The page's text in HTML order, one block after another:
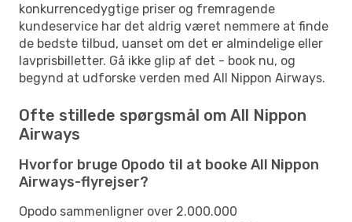
konkurrencedygtige priser og fremragende
kundeservice har det aldrig været nemmere at finde
de bedste tilbud, uanset om det er almindelige eller
lavprisbilletter. Gå ikke glip af det - book nu, og
begynd at udforske verden med All Nippon Airways.
Ofte stillede spørgsmål om All Nippon
Airways
Hvorfor bruge Opodo til at booke All Nippon
Airways-flyrejser?
Opodo sammenligner over 2.000.000